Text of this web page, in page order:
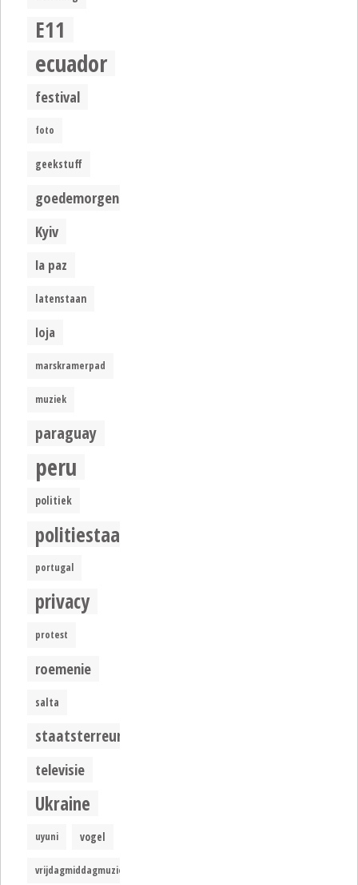
E11
ecuador
festival
foto
geekstuff
goedemorgen
Kyiv
la paz
latenstaan
loja
marskramerpad
muziek
paraguay
peru
politiek
politiestaat
portugal
privacy
protest
roemenie
salta
staatsterreur
televisie
Ukraine
uyuni vogel
vrijdagmiddagmuziek